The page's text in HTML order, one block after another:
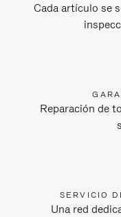
Cada artículo se
Reparación de
SERVICIO
Una red